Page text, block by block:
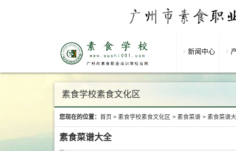
新闻中心
素食学校素食文化区
您现在的位置： 首页 > 素食学校素食文化区 > 素食菜谱 > 素食菜谱
素食菜谱大全